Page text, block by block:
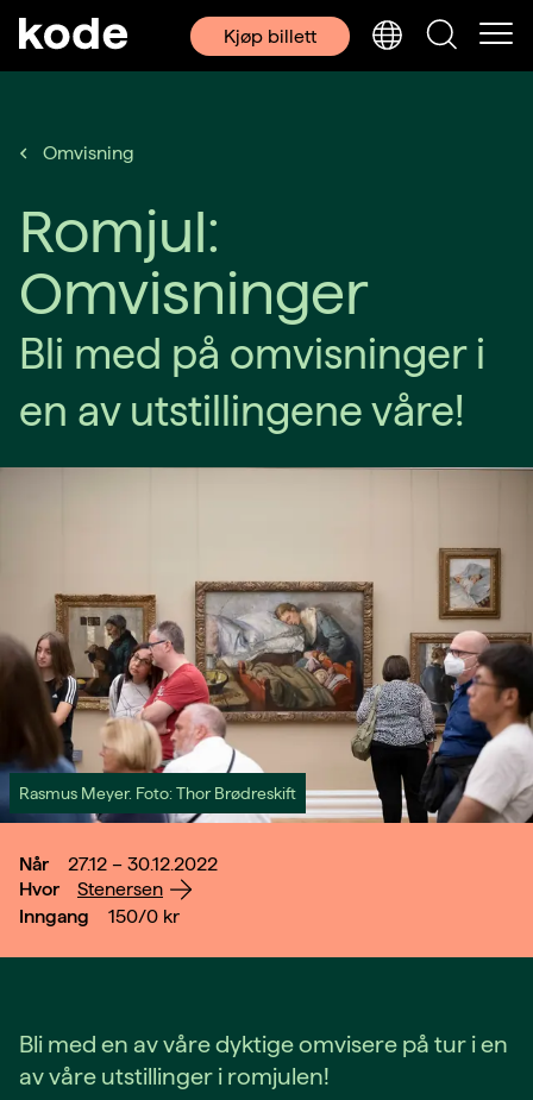
Kjøp billett
Omvisning
Romjul:
Omvisninger
Bli med på omvisninger i
en av utstillingene våre!
Rasmus Meyer. Foto: Thor Brødreskift
Når
27.12 – 30.12.2022
Hvor
Stenersen
Inngang
150/0 kr
Bli med en av våre dyktige omvisere på tur i en
av våre utstillinger i romjulen!